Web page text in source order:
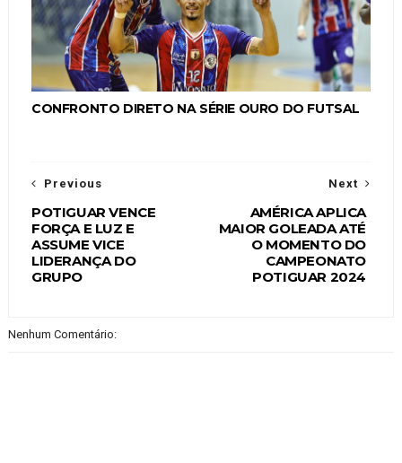
CONFRONTO DIRETO NA SÉRIE OURO DO FUTSAL
Next
AMÉRICA APLICA
MAIOR GOLEADA ATÉ
O MOMENTO DO
CAMPEONATO
POTIGUAR 2024
Previous
POTIGUAR VENCE
FORÇA E LUZ E
ASSUME VICE
LIDERANÇA DO
GRUPO
Nenhum Comentário: